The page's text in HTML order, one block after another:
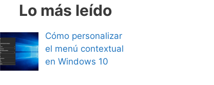
Lo más leído
Cómo personalizar
el menú contextual
en Windows 10